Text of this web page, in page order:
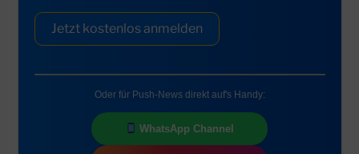
Jetzt kostenlos anmelden
Oder für Push-News direkt auf's Handy:
WhatsApp Channel